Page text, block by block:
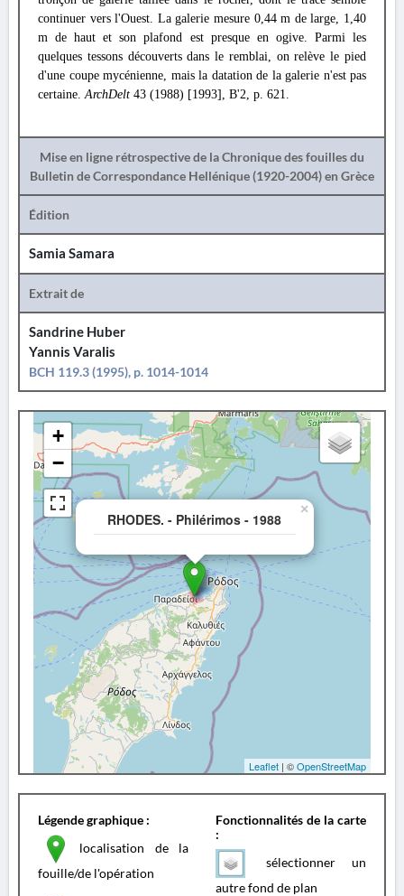
continuer vers l'Ouest. La galerie mesure 0,44 m de large, 1,40
m de haut et son plafond est presque en ogive. Parmi les
quelques tessons découverts dans le remblai, on relève le pied
d'une coupe mycénienne, mais la datation de la galerie n'est pas
certaine.ArchDelt 43 (1988) [1993], B'2, p. 621.
Mise en ligne rétrospective de la Chronique des fouilles du
Bulletin de Correspondance Hellénique (1920-2004) en Grèce
Édition
Samia Samara
Extrait de
Sandrine Huber
Yannis Varalis
BCH 119.3 (1995), p. 1014-1014
RHODES. - Philérimos - 1988
×
+
−
Leaflet | ©OpenStreetMap
Légende graphique :
localisation de la
fouille/de l'opération
Fonctionnalités de la carte
:
sélectionner un
autre fond de plan